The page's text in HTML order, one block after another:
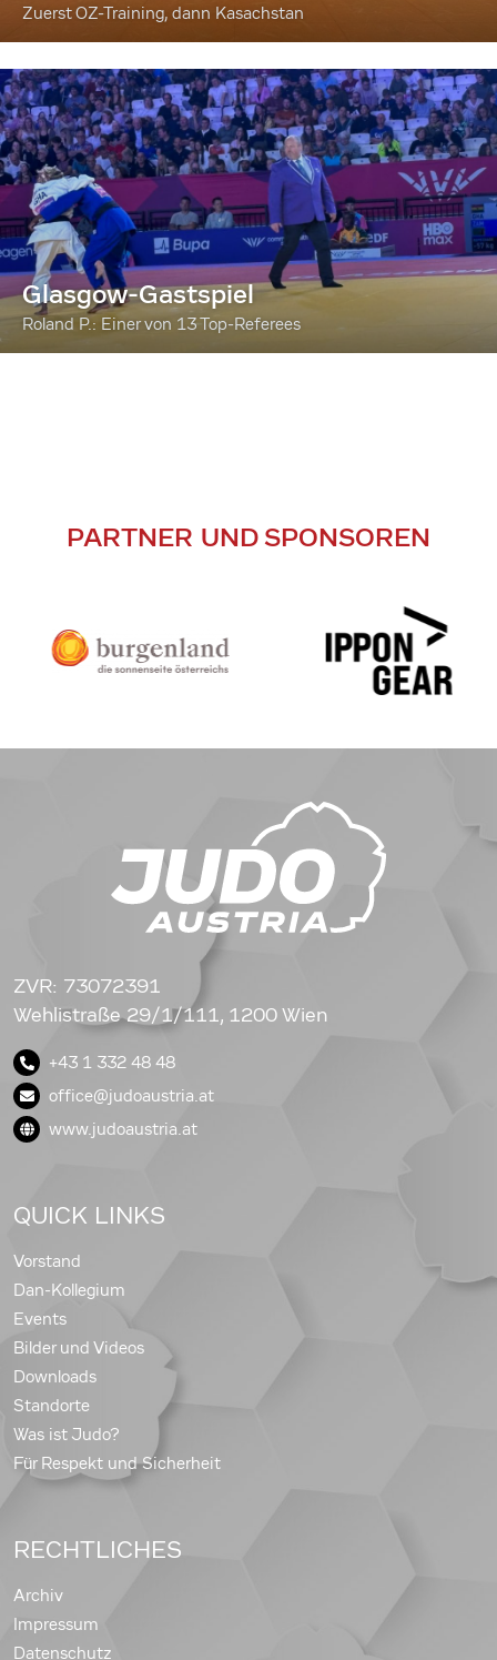
Zuerst OZ-Training, dann Kasachstan
Glasgow-Gastspiel
Roland P.: Einer von 13 Top-Referees
PARTNER UND SPONSOREN
ZVR: 73072391
Wehlistraße 29/1/111, 1200 Wien
+43 1 332 48 48
office@judoaustria.at
www.judoaustria.at
QUICK LINKS
Vorstand
Dan-Kollegium
Events
Bilder und Videos
Downloads
Standorte
Was ist Judo?
Für Respekt und Sicherheit
RECHTLICHES
Archiv
Impressum
Datenschutz